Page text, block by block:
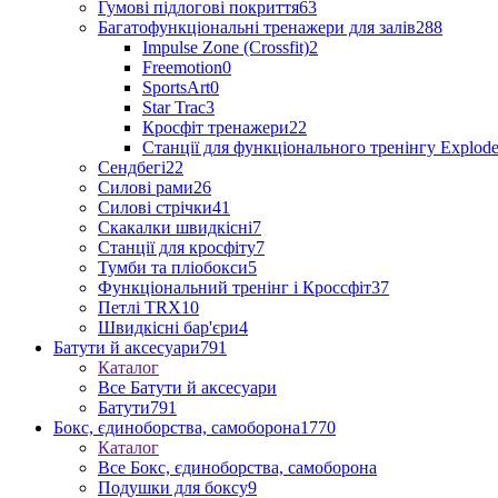
Гумові підлогові покриття63
Багатофункціональні тренажери для залів288
Impulse Zone (Crossfit)2
Freemotion0
SportsArt0
Star Trac3
Кросфіт тренажери22
Станції для функціонального тренінгу Explode
Сендбегі22
Силові рами26
Силові стрічки41
Скакалки швидкісні7
Станції для кросфіту7
Тумби та пліобокси5
Функціональний тренінг і Кроссфіт37
Петлі TRX10
Швидкісні бар'єри4
Батути й аксесуари791
Каталог
Все Батути й аксесуари
Батути791
Бокс, єдиноборства, самоборона1770
Каталог
Все Бокс, єдиноборства, самоборона
Подушки для боксу9